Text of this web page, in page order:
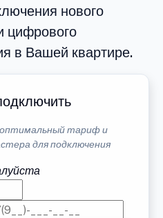
нового
цифрового
в Вашей квартире.
тариф и
для подключения